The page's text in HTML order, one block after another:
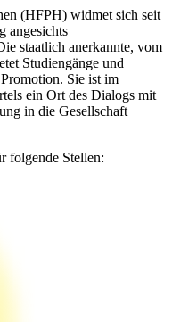
(HFPH) widmet sich seit
angesichts
staatlich anerkannte, vom
Studiengänge und
Sie ist im
ein Ort des Dialogs mit
in die Gesellschaft
folgende Stellen: